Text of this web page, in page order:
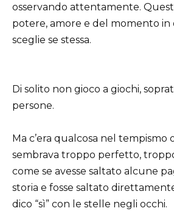
osservando attentamente.
potere, amore e del momento in
sceglie se stessa.
Di solito non gioco a giochi,
persone.
Ma c’era qualcosa nel tempismo
sembrava troppo perfetto,
come se avesse saltato alcune
storia e fosse saltato
dico “sì” con le stelle negli occhi.